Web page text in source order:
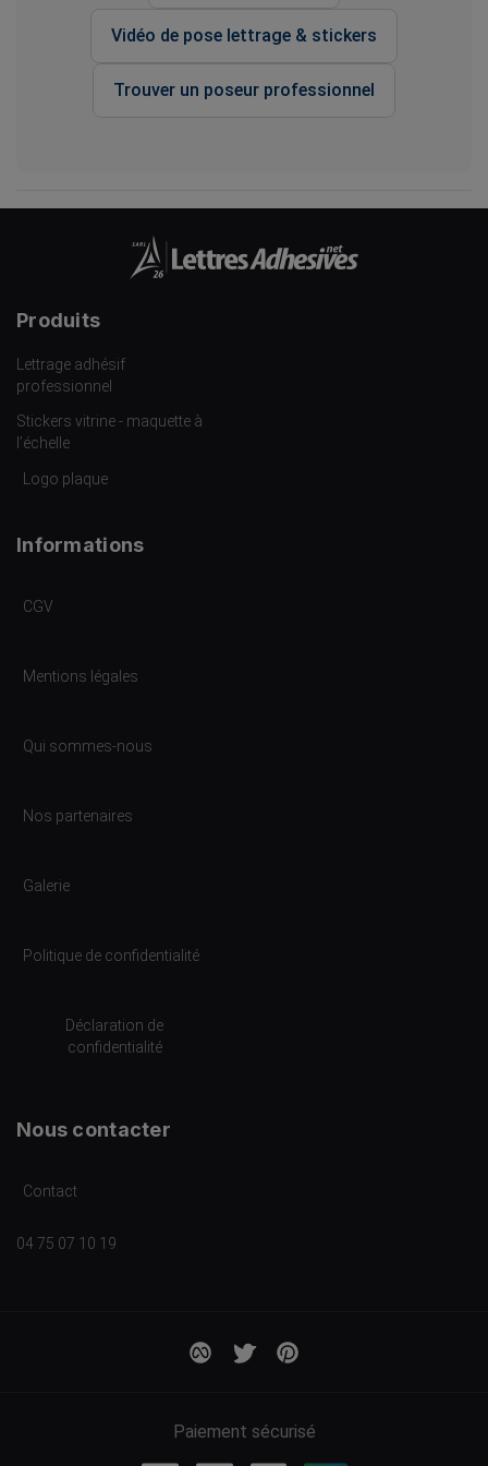
Vidéo de pose lettrage & stickers
Trouver un poseur professionnel
Produits
Lettrage adhésif
professionnel
Stickers vitrine - maquette à
l’échelle
Logo plaque
Informations
CGV
Mentions légales
Qui sommes-nous
Nos partenaires
Galerie
Politique de confidentialité
Déclaration de
confidentialité
Nous contacter
Contact
04 75 07 10 19
Paiement sécurisé